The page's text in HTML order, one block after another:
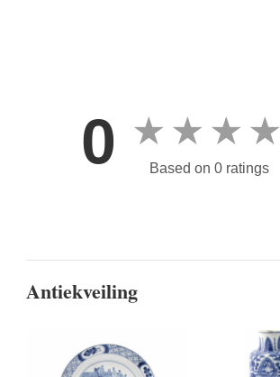
0 ★ ★ ★ ★
Based on 0 ratings
Antiekveiling